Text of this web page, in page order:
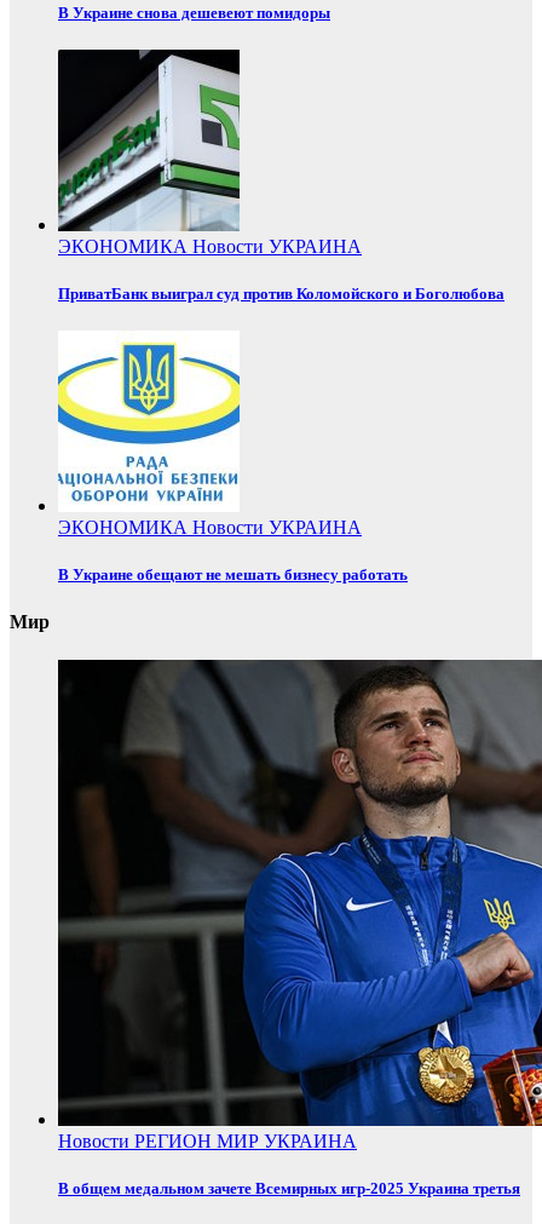
В Украине снова дешевеют помидоры
ЭКОНОМИКА Новости УКРАИНА
ПриватБанк выиграл суд против Коломойского и Боголюбова
ЭКОНОМИКА Новости УКРАИНА
В Украине обещают не мешать бизнесу работать
Мир
Новости РЕГИОН МИР УКРАИНА
В общем медальном зачете Всемирных игр-2025 Украина третья